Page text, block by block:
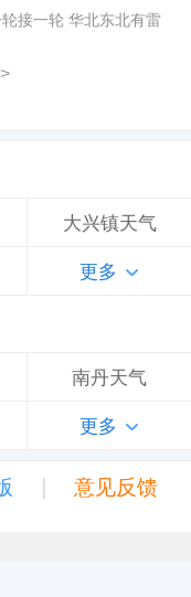
接一轮 华北东北有雷
大兴镇天气
更多
南丹天气
更多
| 意见反馈